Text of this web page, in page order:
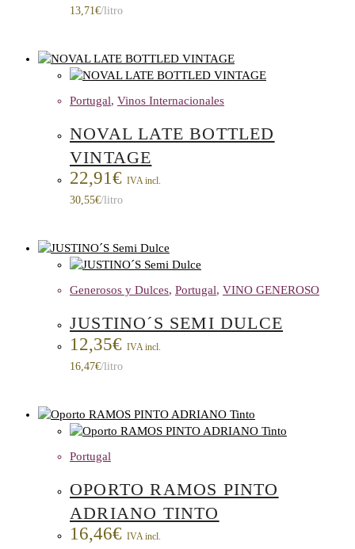
13,71€/litro
Portugal, Vinos Internacionales
NOVAL LATE BOTTLED
VINTAGE
22,91€ IVA incl.
30,55€/litro
Generosos y Dulces, Portugal, VINO GENEROSO
JUSTINO´S SEMI DULCE
12,35€ IVA incl.
16,47€/litro
Portugal
OPORTO RAMOS PINTO
ADRIANO TINTO
16,46€ IVA incl.